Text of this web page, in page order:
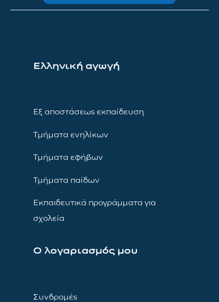
Ελληνική αγωγή
Εξ αποστάσεως εκπαίδευση
Τμήματα ενηλίκων
Τμήματα εφήβων
Τμήματα παίδων
Εκπαιδευτικά προγράμματα για
σχολεία
Ο λογαριασμός μου
Συνδρομές